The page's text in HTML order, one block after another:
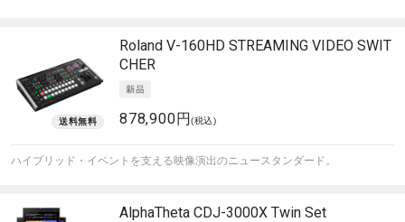
Roland V-160HD STREAMING VIDEO SWIT
CHER
878,900円(税込)
ハイブリッド・イベントを支える映像演出のニュースタンダード。
AlphaTheta CDJ-3000X Twin Set